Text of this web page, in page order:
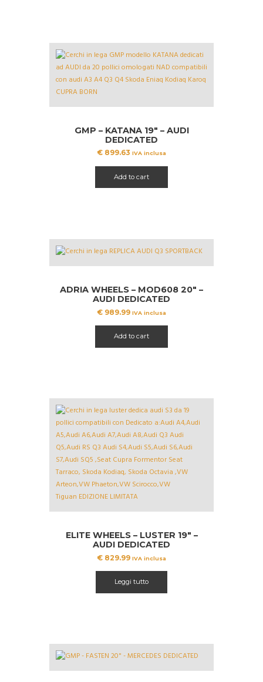
GMP – KATANA 19″ – AUDI
DEDICATED
€ 899.63 IVA inclusa
Add to cart
ADRIA WHEELS – MOD608 20″ –
AUDI DEDICATED
€ 989.99 IVA inclusa
Add to cart
ELITE WHEELS – LUSTER 19″ –
AUDI DEDICATED
€ 829.99 IVA inclusa
Leggi tutto